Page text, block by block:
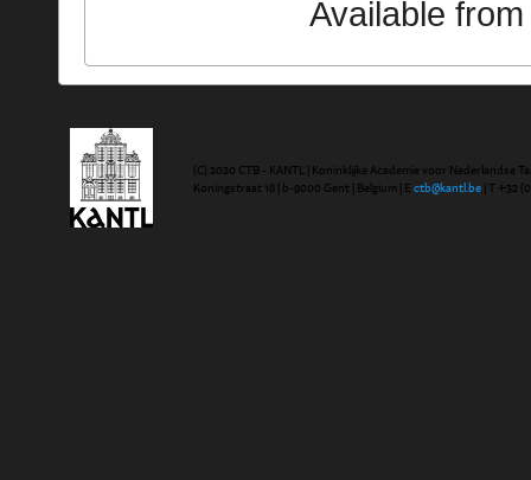
Available
(C) 2020 CTB - KANTL | Koninklijke Academie voor Nederlandse
Koningstraat 18 | b-9000 Gent | Belgium | E ctb@kantl.be | T +32